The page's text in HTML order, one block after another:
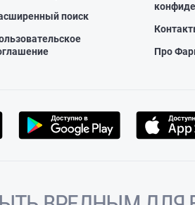
поиск
Про